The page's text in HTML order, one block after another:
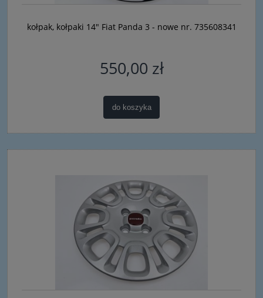
kołpak, kołpaki 14" Fiat Panda 3 - nowe nr. 735608341
550,00 zł
do koszyka